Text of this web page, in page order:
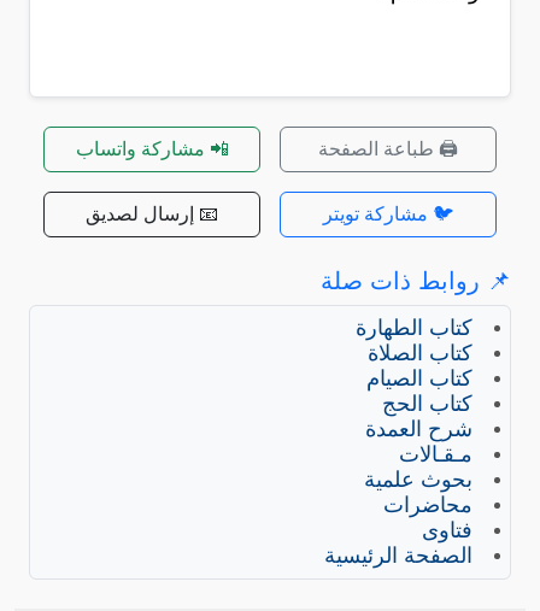
🖨️ طباعة الصفحة 📲 مشاركة واتساب
🐦 مشاركة تويتر 📧 إرسال لصديق
📌 روابط ذات صلة
كتاب الطهارة
كتاب الصلاة
كتاب الصيام
كتاب الحج
شرح العمدة
مـقـالات
بحوث علمية
محاضرات
فتاوى
الصفحة الرئيسية